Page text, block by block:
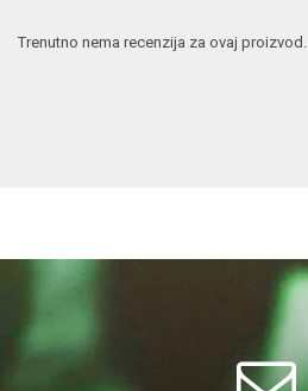
Trenutno nema recenzija za ovaj proizvod.